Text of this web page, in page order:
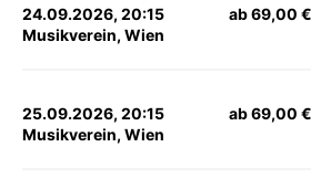
24.09.2026, 20:15
Musikverein, Wien
ab 69,00 €
25.09.2026, 20:15
Musikverein, Wien
ab 69,00 €